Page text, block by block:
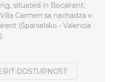
situated in Bocairent.
Carmen sa nachádza v
(Španielsko - Valencia
DOSTUPNOSŤ